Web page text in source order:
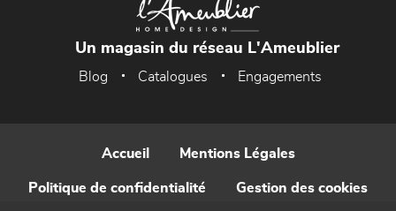
Un magasin du réseau L'Ameublier
Blog Catalogues Engagements
Accueil Mentions Légales
Politique de confidentialité Gestion des cookies